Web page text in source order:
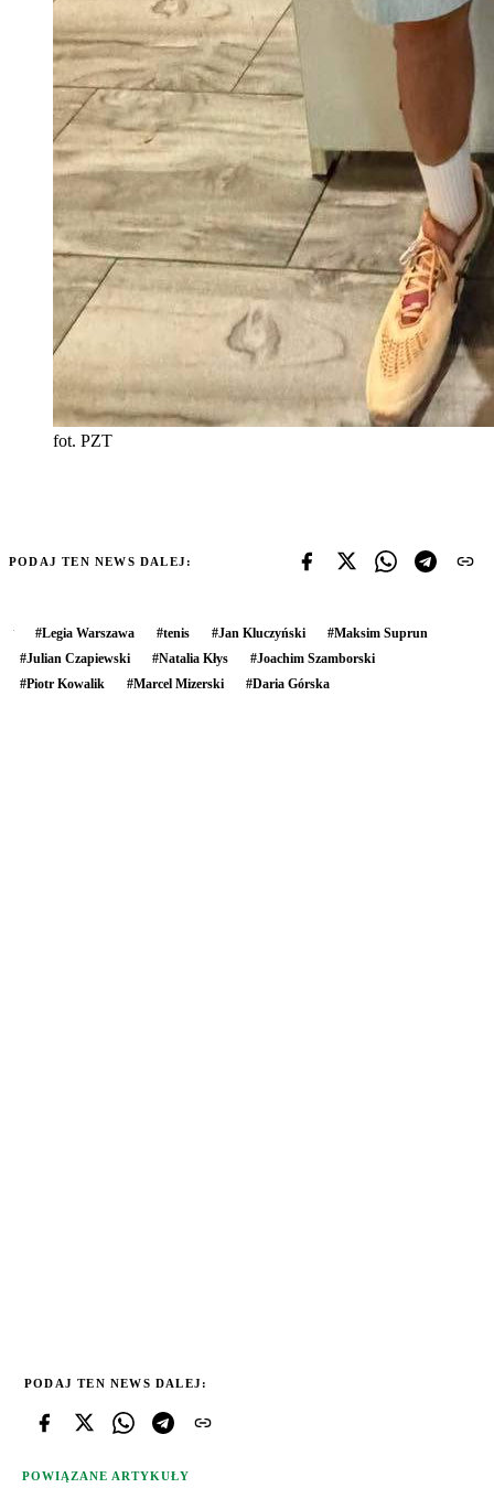
fot. PZT
PODAJ TEN NEWS DALEJ:
#Legia Warszawa #tenis #Jan Kluczyński #Maksim Suprun
#Julian Czapiewski #Natalia Kłys #Joachim Szamborski
#Piotr Kowalik #Marcel Mizerski #Daria Górska
PODAJ TEN NEWS DALEJ:
POWIĄZANE ARTYKUŁY